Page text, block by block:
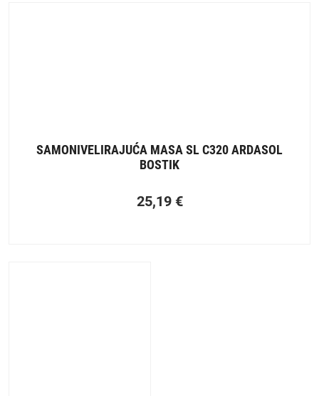
SAMONIVELIRAJUĆA MASA SL C320 ARDASOL
BOSTIK
25,19 €